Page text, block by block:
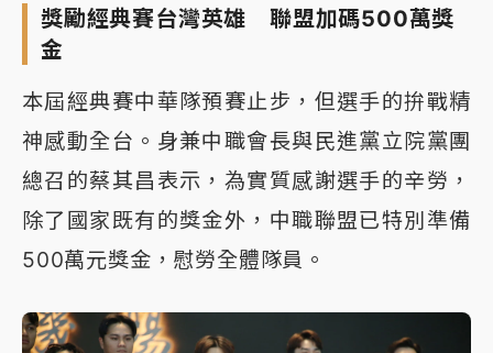
獎勵經典賽台灣英雄 聯盟加碼500萬獎
金
本屆經典賽中華隊預賽止步，但選手的拚戰精
神感動全台。身兼中職會長與民進黨立院黨團
總召的蔡其昌表示，為實質感謝選手的辛勞，
除了國家既有的獎金外，中職聯盟已特別準備
500萬元獎金，慰勞全體隊員。